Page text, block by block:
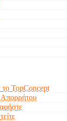
το TopConcept
Απορρήτου